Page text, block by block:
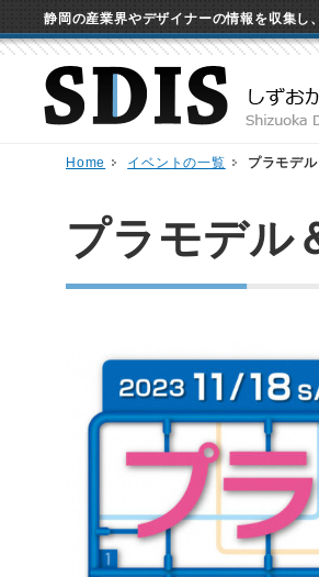
静岡の産業界やデザイナーの情報を収集
Home イベントの一覧 プラモデ
プラモデル